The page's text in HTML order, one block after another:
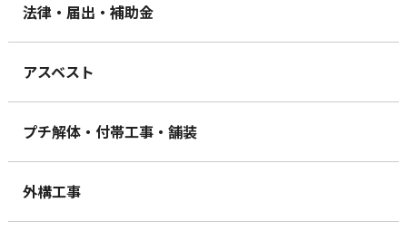
法律・届出・補助金
アスベスト
プチ解体・付帯工事・舗装
外構工事